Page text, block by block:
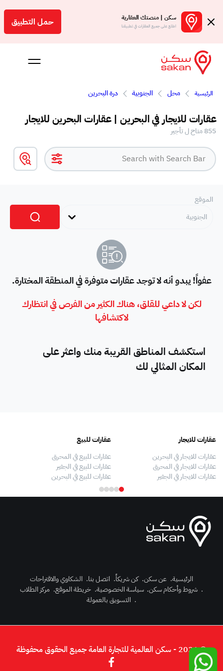
سكن | منصتك العقارية
اطلع على جميع العقارات في تطبيقنا حمل التطبيق
بالعمولة
الرئيسية محل الجنوبية درة البحرين
عقارات للايجار في البحرين | عقارات البحرين للايجار
855 متاح ل تأجير
الموقع
الجنوبية
عفواً! يبدو أنه لا توجد عقارات متوفرة في المنطقة المختارة.
لكن لا داعي للقلق، هناك الكثير من الفرص في انتظارك
لاكتشافها
استكشف المناطق القريبة منك واعثر على
المكان المثالي لك
عقارات للايجار
عقارات للايجار في البحرين
عقارات للايجار في المحرق
عقارات للايجار في الجفير
عقارات للبيع
عقارات للبيع في المحرق
عقارات للبيع في الجفير
عقارات للبيع في البحرين
الرئيسية. عن سكن. كن شريكاً. اتصل بنا. الشكاوي والاقتراحات
. شروط وأحكام سكن. سياسة الخصوصية. خريطة الموقع. مركز الطلاب
. التسويق بالعمولة
© 2026 - سكن العالمية للتجارة العامة جميع الحقوق محفوظة